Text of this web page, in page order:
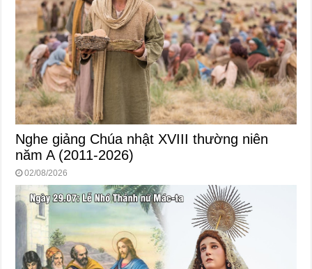
Nghe giảng Chúa nhật XVIII thường niên
năm A (2011-2026)
02/08/2026